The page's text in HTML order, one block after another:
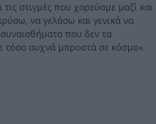
στιγμές που χορεύαμε μαζί και
να γελάσω και γενικά να
που δεν τα
τόσο συχνά μπροστά σε κόσμο».